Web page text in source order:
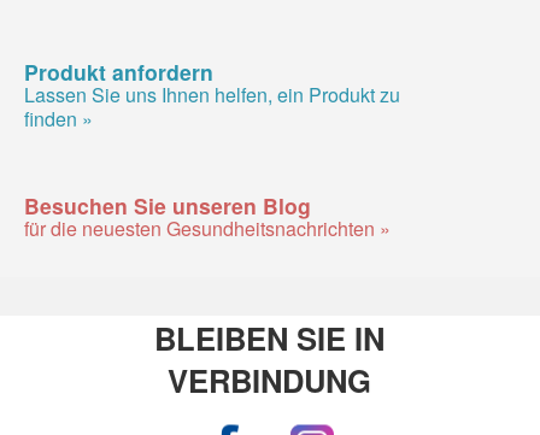
Produkt anfordern
Lassen Sie uns Ihnen helfen, ein Produkt zu
finden »
Besuchen Sie unseren Blog
für die neuesten Gesundheitsnachrichten »
BLEIBEN SIE IN
VERBINDUNG